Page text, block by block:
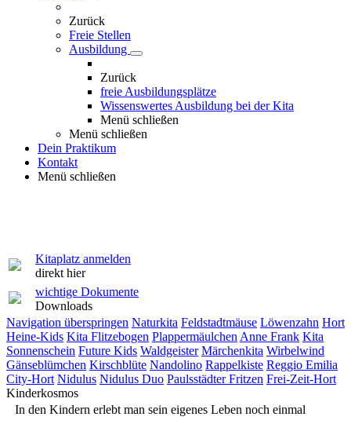
Zurück
Freie Stellen
Ausbildung
Zurück
freie Ausbildungsplätze
Wissenswertes Ausbildung bei der Kita
Menü schließen
Menü schließen
Dein Praktikum
Kontakt
Menü schließen
Kitaplatz anmelden
direkt hier
wichtige Dokumente
Downloads
Navigation überspringen Naturkita Feldstadtmäuse Löwenzahn Hort
Heine-Kids Kita Flitzebogen Plappermäulchen Anne Frank Kita
Sonnenschein Future Kids Waldgeister Märchenkita Wirbelwind
Gänseblümchen Kirschblüte Nandolino Rappelkiste Reggio Emilia
City-Hort Nidulus Nidulus Duo Paulsstädter Fritzen Frei-Zeit-Hort
Kinderkosmos
In den Kindern erlebt man sein eigenes Leben noch einmal